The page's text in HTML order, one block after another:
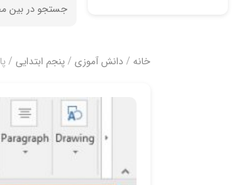
خانه /دانش آموزی /پنجم ابتدایی /